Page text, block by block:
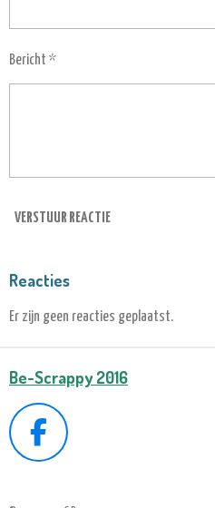
Bericht *
VERSTUUR REACTIE
Reacties
Er zijn geen reacties geplaatst.
Be-Scrappy 2016
F